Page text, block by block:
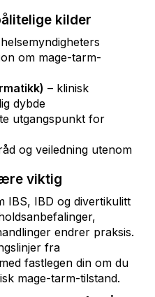
kilder
om mage-tarm-
– klinisk
dybde
utgangspunkt for
og veiledning utenom
viktig
IBS, IBD og divertikulitt
endrer praksis.
fra
fastlegen din om du
mage-tarm-tilstand.